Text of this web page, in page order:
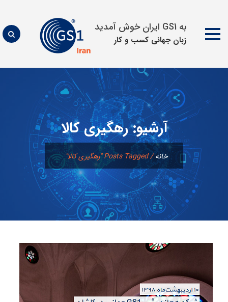
به GS1 ایران خوش آمدید
زبان جهانی كسب و كار
محتوا
آرشیو:رهگیری کالا
خانه/Posts Tagged "رهگیری کالا"